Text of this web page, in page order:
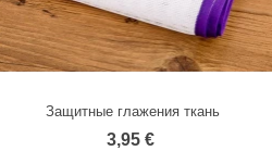
К сравнению
Защитные глажения ткань
3,95 €